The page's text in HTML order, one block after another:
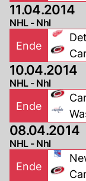
11.04.2014
NHL - Nhl
Ende
10.04.2014
NHL - Nhl
Ende
08.04.2014
NHL - Nhl
Ende